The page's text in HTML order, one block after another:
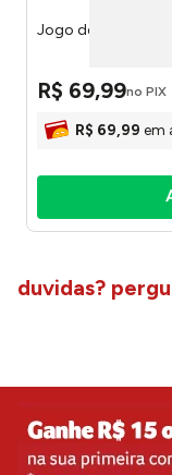
Jogo de Banheiro
R$ 69,99no PIX
R$ 69,99 em
duvidas?